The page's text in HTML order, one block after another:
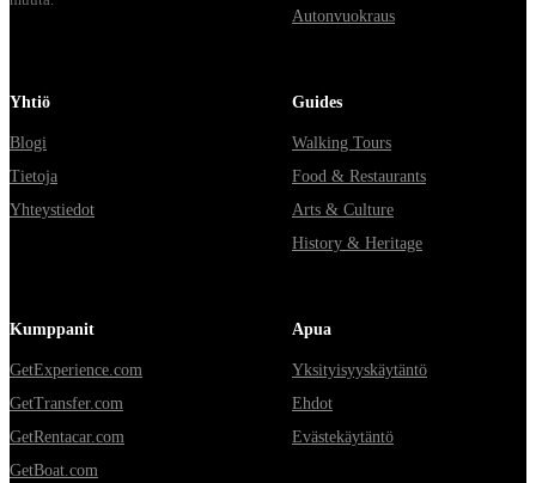
Autonvuokraus
Yhtiö
Blogi
Tietoja
Yhteystiedot
Guides
Walking Tours
Food & Restaurants
Arts & Culture
History & Heritage
Kumppanit
GetExperience.com
GetTransfer.com
GetRentacar.com
GetBoat.com
Apua
Yksityisyyskäytäntö
Ehdot
Evästekäytäntö